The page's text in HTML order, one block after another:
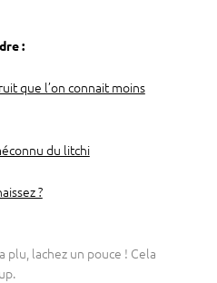
:
que l’on connait moins
du litchi
?
plu, lachez un pouce ! Cela